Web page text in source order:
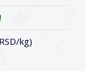
kg)